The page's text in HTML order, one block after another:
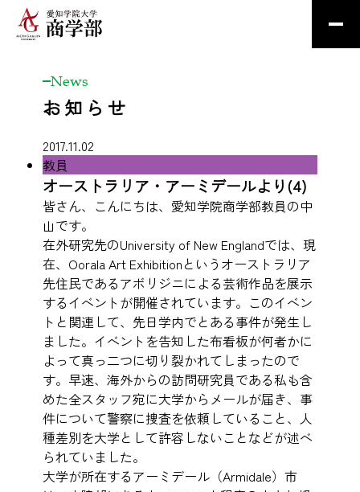
News
お知らせ
2017.11.02
教員
オーストラリア・アーミデールより(4)
皆さん、こんにちは、愛知学院商学部教員の中
山です。
在外研究先のUniversity of New Englandでは、現
在、Oorala Art Exhibitionというオーストラリア
先住民であるアボリジニによる芸術作品を展示
するイベントが開催されています。このイベン
トと関連して、先日学内でとある事件が発生し
ました。イベントを告知した布看板が何者かに
よって真っ二つに切り裂かれてしまったので
す。早速、海外からの訪問研究員である私も含
めた全スタッフ宛に大学からメールが届き、事
件について警察に捜査を依頼していること、人
種差別を大学として許容しないことなどが述べ
られていました。
大学が所在するアーミデール（Armidale）市